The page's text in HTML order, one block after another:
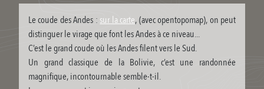
Le coude des Andes : sur la carte, (avec opentopomap), on peut
distinguer le virage que font les Andes à ce niveau...
C’est le grand coude où les Andes filent vers le Sud.
Un grand classique de la Bolivie, c’est une randonnée
magnifique, incontournable semble-t-il.